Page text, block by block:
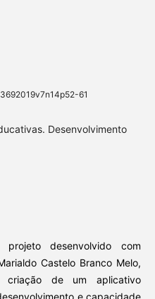
61
Desenvolvimento
desenvolvido com
Castelo Branco Melo,
de um aplicativo